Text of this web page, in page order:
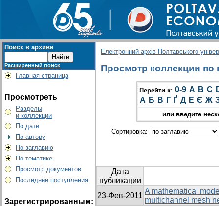
Поиск в архиве
Расширенный поиск
Главная страница
Просмотреть
Разделы
и коллекции
По дате
По автору
По заглавию
По тематике
Просмотр документов
Последние поступления
Зарегистрированным:
Електронний архів Полтавського
Просмотр коллекции по
Перейти к: 0-9 A B C
А Б В Г Ґ Д Е Є Ж
или введите
Сортировка:
Дата
публикации
23-Фев-2011
A mathematical
multichannel mesh